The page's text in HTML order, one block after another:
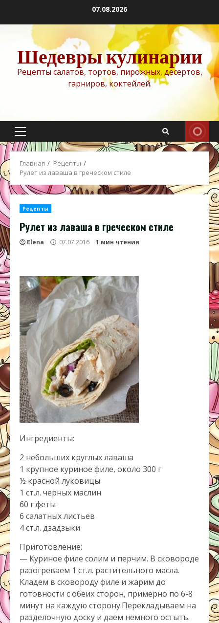
содержимому
07.08.2026
Шедевры кулинарии
Рецепты салатов, тортов, пирожных, десертов,
гарниров, коктейлей.
Основное
меню
Главная
Рецепты
Рулет из лаваша в греческом стиле
Рецепты
Рулет из лаваша в греческом стиле
Elena 07.07.2016 1 мин чтения
Ингредиенты:
2 небольших круглых лаваша
1 крупное куриное филе, около 300 г
½ красной луковицы
1 ст.л. черных маслин
60 г феты
6 салатных листьев
4 ст.л. дзадзыки
Приготовление:
— Куриное филе солим и перчим. В сковороде
разогреваем 1 ст.л. растительного масла.
Кладем в сковороду филе и жарим до
готовности с обеих сторон, примерно по 6-8
минут на каждую сторону.Перекладываем на
разделочную доску и даем немного остыть.